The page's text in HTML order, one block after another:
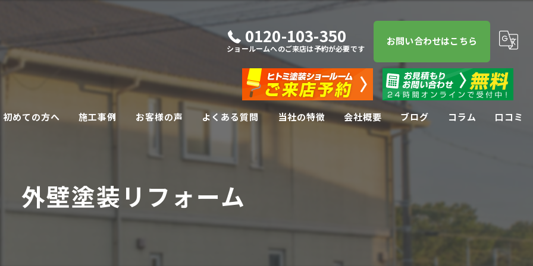
0120-103-350
ショールームへのご来店は予約が必要です
お問い合わせはこちら
初めての方へ 施工事例
外壁・屋根リフォーム
その他リフォーム
お客様の声 よくある質問 当社の特徴 会社概要 ブログ コラム 口コミ
外壁塗装リフォーム